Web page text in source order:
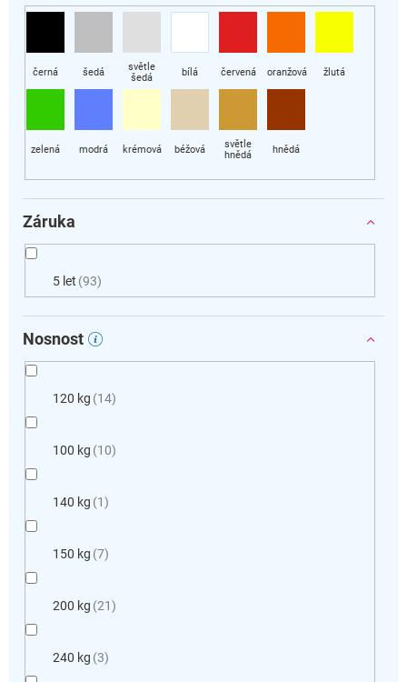
Záruka
5 let 93
Nosnost
120 kg 14
100 kg 10
140 kg 1
150 kg 7
200 kg 21
240 kg 3